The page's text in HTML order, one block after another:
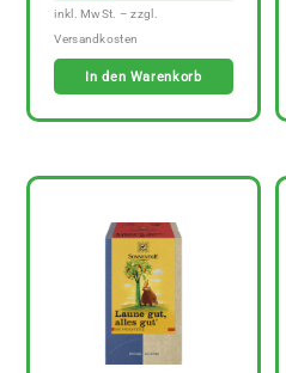
In den Warenkorb